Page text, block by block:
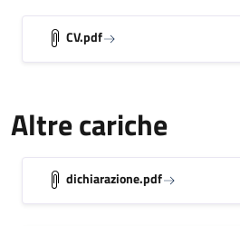
CV.pdf
Altre cariche
dichiarazione.pdf